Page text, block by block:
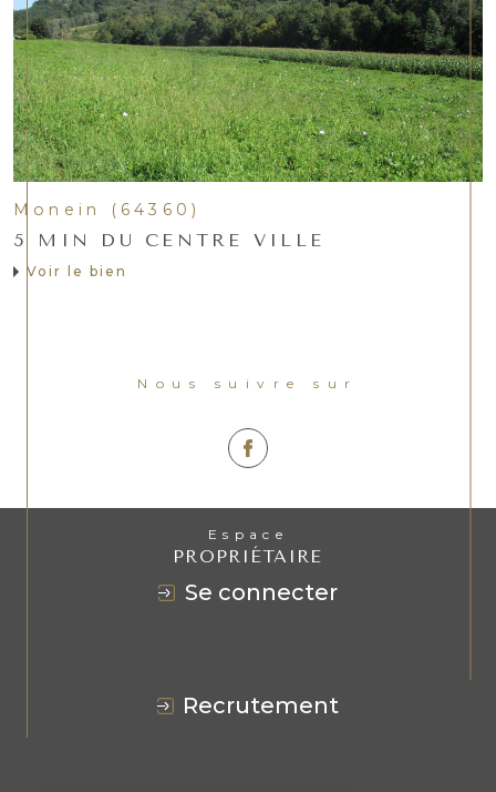
Monein (64360)
5 MIN DU CENTRE VILLE
Voir le bien
Nous suivre sur
Espace
PROPRIÉTAIRE
se connecter
recrutement